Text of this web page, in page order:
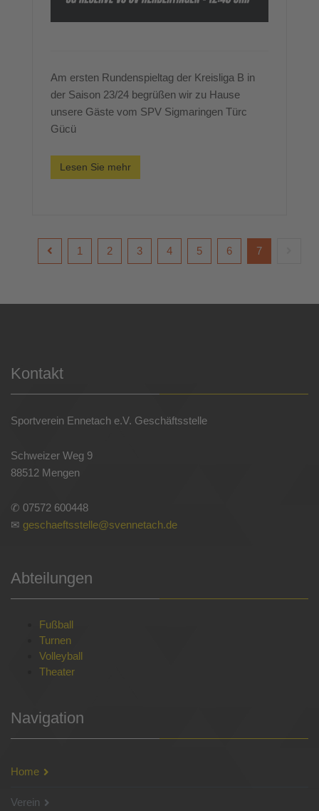
Am ersten Rundenspieltag der Kreisliga B in
der Saison 23/24 begrüßen wir zu Hause
unsere Gäste vom SPV Sigmaringen Türc
Gücü
Lesen Sie mehr
1 2 3 4 5 6 7
Kontakt
Sportverein Ennetach e.V. Geschäftsstelle
Schweizer Weg 9
88512 Mengen
✆ 07572 600448
✉ geschaeftsstelle@svennetach.de
Abteilungen
Fußball
Turnen
Volleyball
Theater
Navigation
Home
Verein